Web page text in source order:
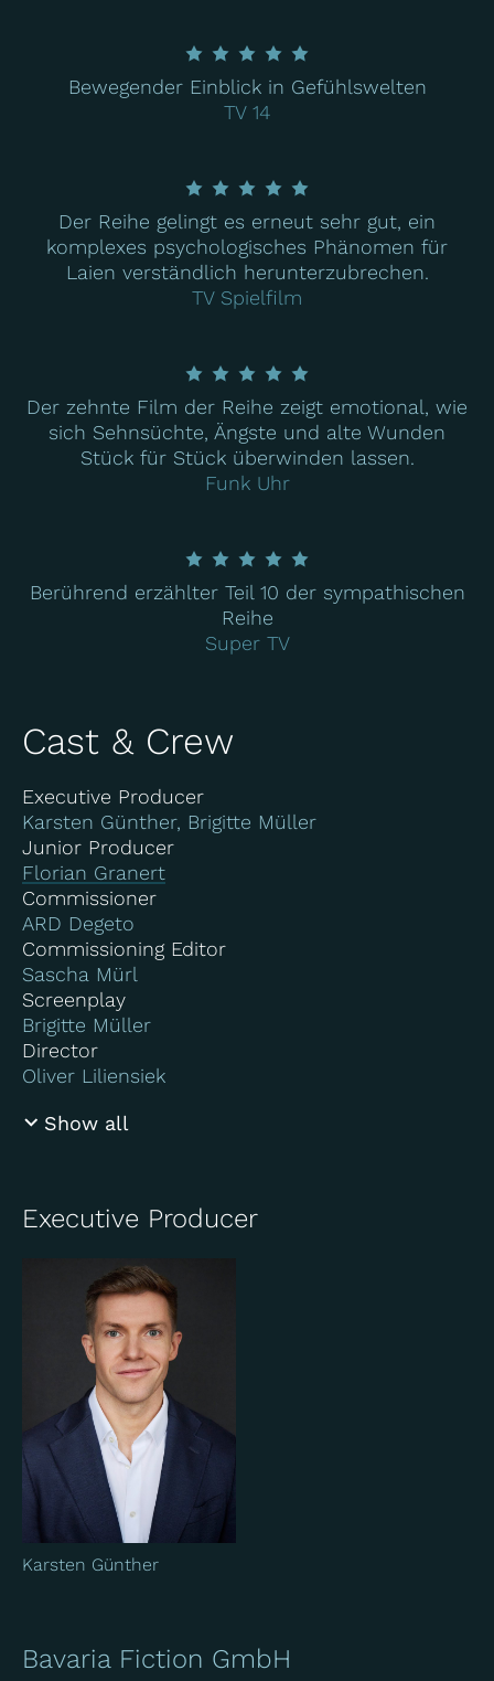
Bewegender Einblick in Gefühlswelten
TV 14
Der Reihe gelingt es erneut sehr gut, ein
komplexes psychologisches Phänomen für
Laien verständlich herunterzubrechen.
TV Spielfilm
Der zehnte Film der Reihe zeigt emotional, wie
sich Sehnsüchte, Ängste und alte Wunden
Stück für Stück überwinden lassen.
Funk Uhr
Berührend erzählter Teil 10 der sympathischen
Reihe
Super TV
Cast & Crew
Executive Producer
Karsten Günther, Brigitte Müller
Junior Producer
Florian Granert
Commissioner
ARD Degeto
Commissioning Editor
Sascha Mürl
Screenplay
Brigitte Müller
Director
Oliver Liliensiek
Show all
Executive Producer
Karsten Günther
Bavaria Fiction GmbH